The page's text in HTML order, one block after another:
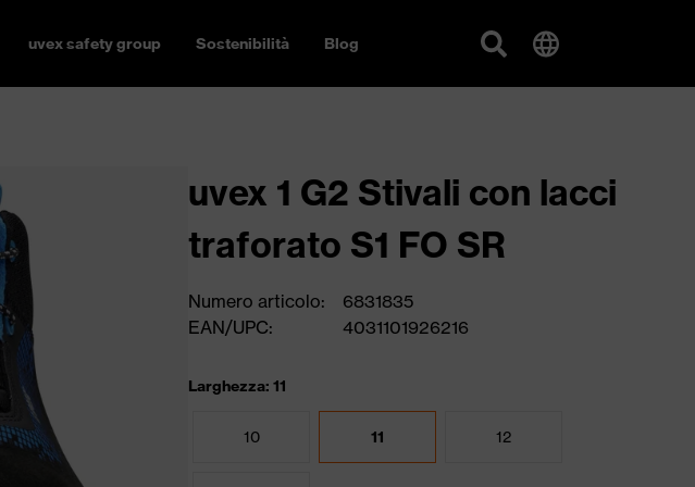
uvex safety group Sostenibilità Blog
uvex 1 G2 Stivali con lacci
traforato S1 FO SR
Numero articolo:
6831835
EAN/UPC:
4031101926216
Larghezza: 11
10 11 12